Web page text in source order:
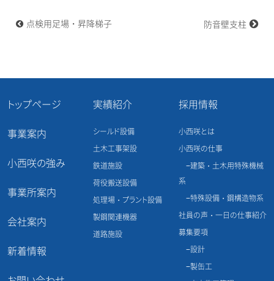
稿
ー
ョ
点検用足場・昇降梯子 防音壁支柱
トップページ
事業案内
小西咲の強み
事業所案内
会社案内
新着情報
実績紹介
シールド設備
土木工事架設
鉄道施設
荷役搬送設備
処理場・プラント設備
製鋼関連機器
道路施設
採用情報
小西咲とは
小西咲の仕事
建築・土木用特殊機械
系
特殊設備・鋼構造物系
社員の声・一日の仕事紹介
募集要項
設計
製缶工